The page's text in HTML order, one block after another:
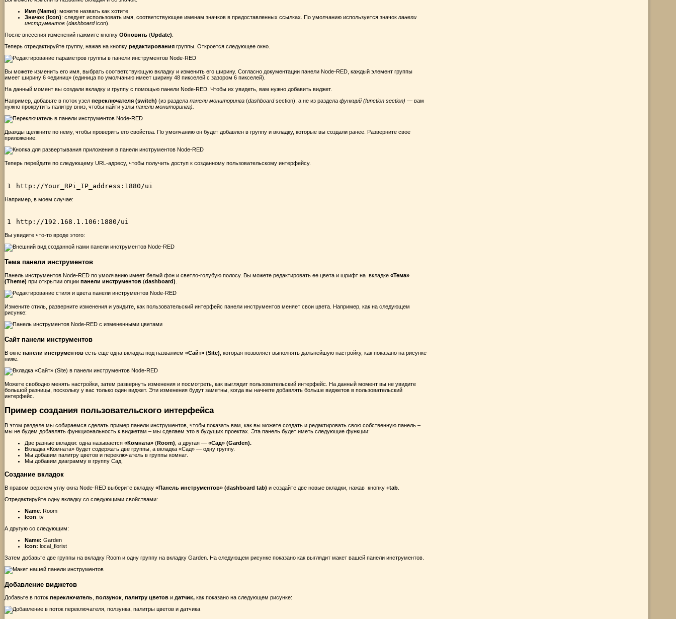
Имя (Name): можете назвать как хотите
Значок (Icon): следует использовать имя, соответствующее именам значков в предоставленных ссылках. По умолчанию используется значок панели
инструментов (dashboardicon).
После внесения изменений нажмите кнопку Обновить (Update)
Теперь отредактируйте группу, нажав на кнопку редактирования группы. Откроется следующее окно.
Вы можете изменить его имя, выбрать соответствующую вкладку и изменить его ширину. Согласно документации панели Node-RED, каждый элемент группы
имеет ширину 6 «единиц» (единица по умолчанию имеет ширину 48 пикселей с зазором 6 пикселей).
На данный момент вы создали вкладку и группу с помощью панели Node-RED. Чтобы их увидеть, вам нужно добавить виджет.
Например, добавьте в поток узел переключателя (switch) (из раздела панели мониторинга (dashboardsection), а не из раздела функций (function section) — вам
нужно прокрутить палитру вниз, чтобы найти узлы панели мониторинга).
Дважды щелкните по нему, чтобы проверить его свойства. По умолчанию он будет добавлен в группу и вкладку, которые вы создали ранее. Разверните свое
приложение.
Теперь перейдите по следующему URL-адресу, чтобы получить доступ к созданному пользовательскому интерфейсу.
1 http : //Your_RPi_IP_address:1880/ui
Например, в моем случае:
1 http : //192.168.1.106:1880/ui
Вы увидите что-то вроде этого:
Тема панели инструментов
Панель инструментов Node-RED по умолчанию имеет белый фон и светло-голубую полосу. Вы можете редактировать ее цвета и шрифт на вкладке «Тема»
(Theme) при открытии опции панели инструментов (dashboard)
Измените стиль, разверните изменения и увидите, как пользовательский интерфейс панели инструментов меняет свои цвета. Например, как на следующем
рисунке:
Сайт панели инструментов
В окне панели инструментов есть еще одна вкладка под названием «Сайт» (Site) , которая позволяет выполнять дальнейшую настройку, как показано на рисунке
ниже.
Можете свободно менять настройки, затем развернуть изменения и посмотреть, как выглядит пользовательский интерфейс. На данный момент вы не увидите
большой разницы, поскольку у вас только один виджет. Эти изменения будут заметны, когда вы начнете добавлять больше виджетов в пользовательский
интерфейс.
Пример создания пользовательского интерфейса
В этом разделе мы собираемся сделать пример панели инструментов, чтобы показать вам, как вы можете создать и редактировать свою собственную панель –
мы не будем добавлять функциональность к виджетам – мы сделаем это в будущих проектах. Эта панель будет иметь следующие функции:
Две разные вкладки: одна называется «Комната» (Room) , а другая — «Сад» (Garden).
Вкладка «Комната» будет содержать две группы, а вкладка «Сад» — одну группу.
Мы добавим палитру цветов и переключатель в группы комнат.
Мы добавим диаграмму в группу Сад.
Создание вкладок
В правом верхнем углу окна Node-RED выберите вкладку «Панель инструментов» (dashboard tab) и создайте две новые вкладки, нажав кнопку +tab
Отредактируйте одну вкладку со следующими свойствами:
Name: Room
Icon: tv
А другую со следующим:
Name: Garden
Icon: local_florist
Затем добавьте две группы на вкладку Room и одну группу на вкладку Garden. На следующем рисунке показано как выглядит макет вашей панели инструментов.
Добавление виджетов
Добавьте в поток переключатель ползунок палитру цветов и датчик, как показано на следующем рисунке: